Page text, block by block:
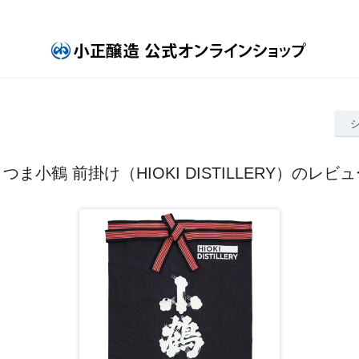
つま小鶴 前掛け（HIOKI DISTILLERY）のレビュ